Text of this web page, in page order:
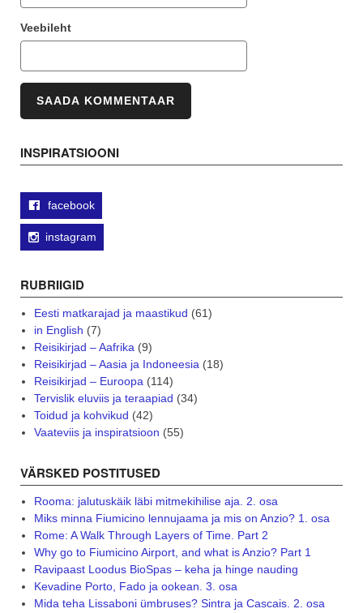
Veebileht
INSPIRATSIOONI
facebook
instagram
RUBRIIGID
Eesti matkarajad ja maastikud (61)
in English (7)
Reisikirjad – Aafrika (9)
Reisikirjad – Aasia ja Indoneesia (18)
Reisikirjad – Euroopa (114)
Tervislik eluviis ja teraapiad (34)
Toidud ja kohvikud (42)
Vaateviis ja inspiratsioon (55)
VÄRSKED POSTITUSED
Rooma: jalutuskäik läbi mitmekihilise aja. 2. osa
Miks minna Fiumicino lennujaama ja mis on Anzio? 1. osa
Rome: A Walk Through Layers of Time. Part 2
Why go to Fiumicino Airport, and what is Anzio? Part 1
Ravipaast Loodus BioSpas – keha ja hinge nauding
Kevadine Porto, Fado ja ookean. 3. osa
Mida teha Lissaboni ümbruses? Sintra ja Cascais. 2. osa